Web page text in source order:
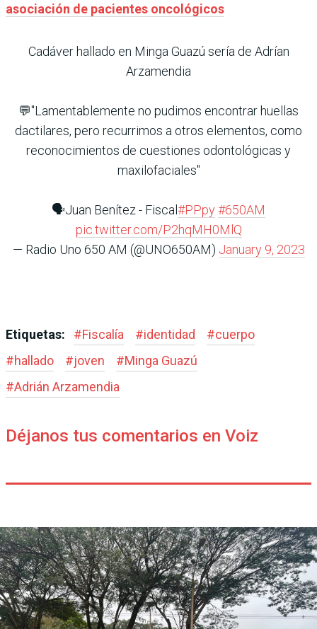
asociación de pacientes oncológicos
Cadáver hallado en Minga Guazú sería de Adrían
Arzamendia
💬"Lamentablemente no pudimos encontrar huellas
dactilares, pero recurrimos a otros elementos, como
reconocimientos de cuestiones odontológicas y
maxilofaciales"
🗣️Juan Benítez - Fiscal#PPpy#650AM
pic.twitter.com/P2hqMH0MlQ
— Radio Uno 650 AM (@UNO650AM) January 9, 2023
Etiquetas: #Fiscalía #identidad #cuerpo
#hallado #joven #Minga Guazú
#Adrián Arzamendia
Déjanos tus comentarios en Voiz